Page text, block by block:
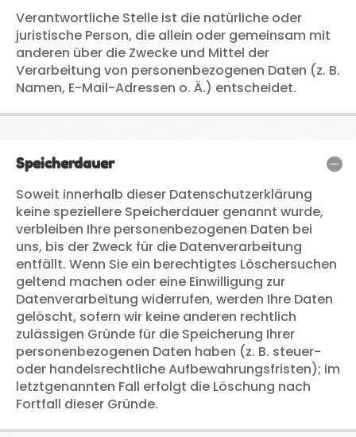
Verantwortliche Stelle ist die natürliche oder
juristische Person, die allein oder gemeinsam mit
anderen über die Zwecke und Mittel der
Verarbeitung von personenbezogenen Daten (z. B.
Namen, E-Mail-Adressen o. Ä.) entscheidet.
Speicherdauer
Soweit innerhalb dieser Datenschutzerklärung
keine speziellere Speicherdauer genannt wurde,
verbleiben Ihre personenbezogenen Daten bei
uns, bis der Zweck für die Datenverarbeitung
entfällt. Wenn Sie ein berechtigtes Löschersuchen
geltend machen oder eine Einwilligung zur
Datenverarbeitung widerrufen, werden Ihre Daten
gelöscht, sofern wir keine anderen rechtlich
zulässigen Gründe für die Speicherung Ihrer
personenbezogenen Daten haben (z. B. steuer-
oder handelsrechtliche Aufbewahrungsfristen); im
letztgenannten Fall erfolgt die Löschung nach
Fortfall dieser Gründe.